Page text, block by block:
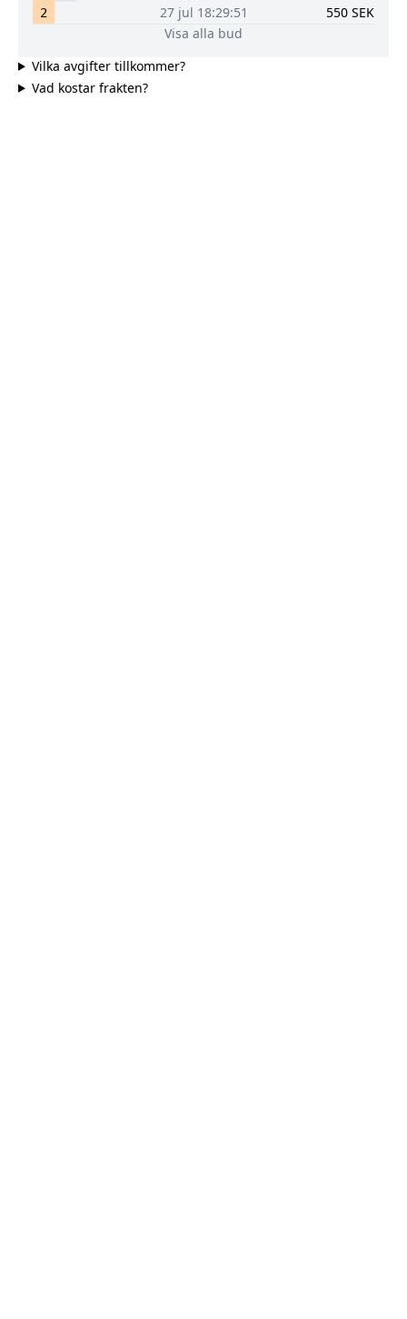
2 27 jul 18:29:51 550 SEK
Visa alla bud
Vilka avgifter tillkommer?
Vad kostar frakten?